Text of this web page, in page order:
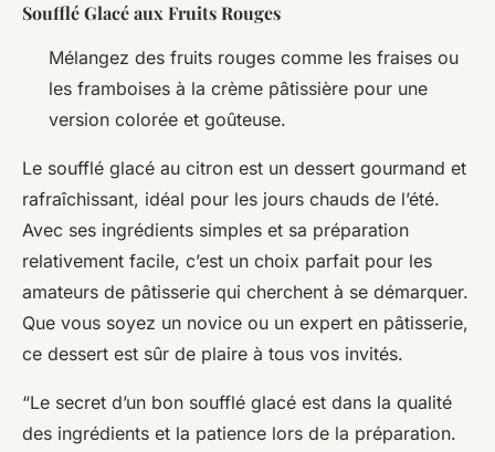
Soufflé Glacé aux Fruits Rouges
Mélangez des fruits rouges comme les fraises ou
les framboises à la crème pâtissière pour une
version colorée et goûteuse.
Le soufflé glacé au citron est un dessert gourmand et
rafraîchissant, idéal pour les jours chauds de l’été.
Avec ses ingrédients simples et sa préparation
relativement facile, c’est un choix parfait pour les
amateurs de pâtisserie qui cherchent à se démarquer.
Que vous soyez un novice ou un expert en pâtisserie,
ce dessert est sûr de plaire à tous vos invités.
“Le secret d’un bon soufflé glacé est dans la qualité
des ingrédients et la patience lors de la préparation.